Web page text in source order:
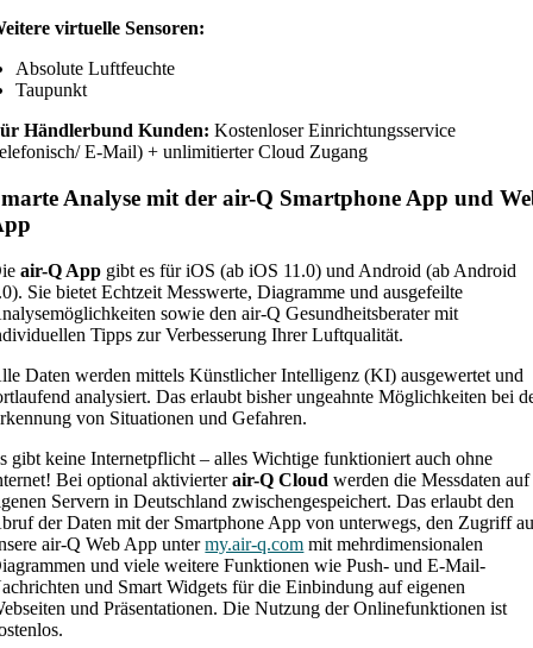
virtuelle Sensoren:
Absolute Luftfeuchte
Taupunkt
Händlerbund Kunden:Kostenloser Einrichtungsservice
E-Mail) + unlimitierter Cloud Zugang
Analyse mit der air-Q Smartphone App und
air-Q App gibt es für iOS (ab iOS 11.0) und Android (ab Android
Sie bietet Echtzeit Messwerte, Diagramme und ausgefeilte
sowie den air-Q Gesundheitsberater mit
Tipps zur Verbesserung Ihrer Luftqualität.
Daten werden mittels Künstlicher Intelligenz (KI) ausgewertet und
analysiert. Das erlaubt bisher ungeahnte Möglichkeiten bei
von Situationen und Gefahren.
gibt keine Internetpflicht – alles Wichtige funktioniert auch ohne
Bei optional aktivierterair-Q Cloud werden die Messdaten auf
Servern in Deutschland zwischengespeichert. Das erlaubt den
der Daten mit der Smartphone App von unterwegs, den Zugriff
air-Q Web App untermy.air-q.com mit mehrdimensionalen
und viele weitere Funktionen wie Push- und E-Mail-
und Smart Widgets für die Einbindung auf eigenen
und Präsentationen. Die Nutzung der Onlinefunktionen ist